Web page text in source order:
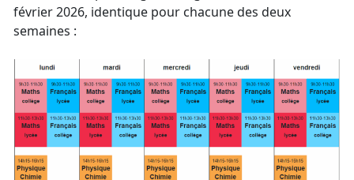
février 2026, identique pour chacune des deux
semaines :